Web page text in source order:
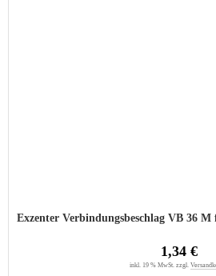
Exzenter Verbindungsbeschlag VB 36
1,34 €
inkl. 19 % MwSt. zzgl.